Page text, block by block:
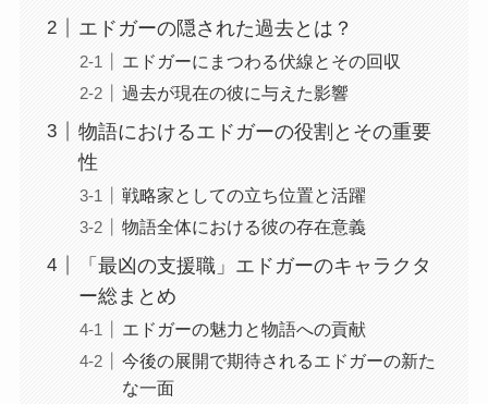
エドガーの隠された過去とは？
エドガーにまつわる伏線とその回収
過去が現在の彼に与えた影響
物語におけるエドガーの役割とその重要
性
戦略家としての立ち位置と活躍
物語全体における彼の存在意義
「最凶の支援職」エドガーのキャラクタ
ー総まとめ
エドガーの魅力と物語への貢献
今後の展開で期待されるエドガーの新た
な一面